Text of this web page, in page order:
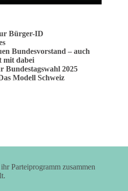
Bürger-ID
Bundesvorstand – auch
mit dabei
Bundestagswahl 2025
Modell Schweiz
Parteiprogramm zusammen